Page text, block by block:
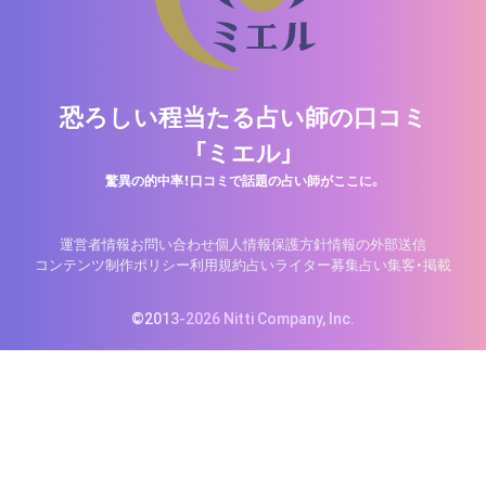
恐ろしい程当たる占い師の口コミ
「ミエル」
驚異の的中率！口コミで話題の占い師がここに。
運営者情報お問い合わせ個人情報保護方針情報の外部送信
コンテンツ制作ポリシー利用規約占いライター募集占い集客・掲載
©2013-2026 Nitti Company, Inc.